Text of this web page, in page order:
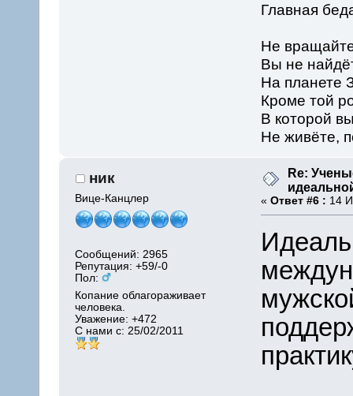
Главная
Не
Вы не
На планете
Кроме той
В которой
Не живёте,
ник
Вице-Канцлер
Сообщений: 2965
Репутация: +59/-0
Пол:
Копание облагораживает
человека.
Уважение:+472
С нами с: 25/02/2011
Re:
« Ответ #6 : 14